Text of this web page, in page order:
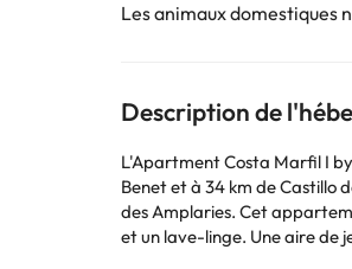
Les animaux domestiques
Description de
L'Apartment Costa Marfil I
Benet et à 34 km de Castillo
des Amplaries. Cet appartement comprend 2 chambres, un salon, une télévision à écran plat, une cuisine équipée avec un coin repas ainsi qu'une salle de bains avec un bidet
et un lave-linge. Une aire de jeux pour enfants et un jardin sont à votre disposition sur place. L'Apartment Costa Marfil I by Interhome se trouve à 14 km d'Aquarama et à 28